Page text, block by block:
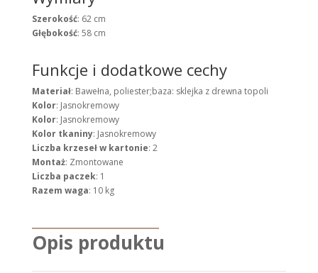
Szerokość: 62 cm
Głębokość: 58 cm
Funkcje i dodatkowe cechy
Materiał: Bawełna, poliester;baza: sklejka z drewna topoli
Kolor: Jasnokremowy
Kolor: Jasnokremowy
Kolor tkaniny: Jasnokremowy
Liczba krzeseł w kartonie: 2
Montaż: Zmontowane
Liczba paczek: 1
Razem waga: 10 kg
Opis produktu